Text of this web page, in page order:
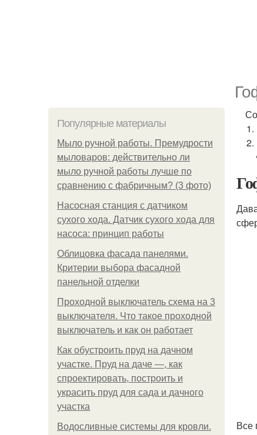
Популярные материалы
Мыло ручной работы. Премудрости
мыловаров: действительно ли
мыло ручной работы лучше по
сравнению с фабричным? (3 фото)
Насосная станция с датчиком
сухого хода. Датчик сухого хода для
насоса: принцип работы
Облицовка фасада панелями.
Критерии выбора фасадной
панельной отделки
Проходной выключатель схема на 3
выключателя. Что такое проходной
выключатель и как он работает
Как обустроить пруд на дачном
участке. Пруд на даче —, как
спроектировать, построить и
украсить пруд для сада и дачного
участка
Водосливные системы для кровли.
Все